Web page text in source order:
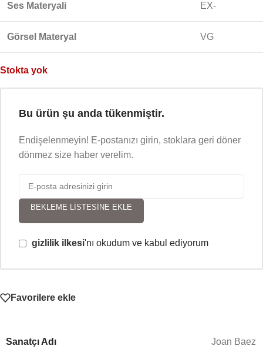
Ses Materyali EX-
Görsel Materyal VG
Stokta yok
Bu ürün şu anda tükenmiştir.
Endişelenmeyin! E-postanızı girin, stoklara geri döner
dönmez size haber verelim.
BEKLEME LISTESINE EKLE
gizlilik ilkesi'nı okudum ve kabul ediyorum
Favorilere ekle
Sanatçı Adı Joan Baez